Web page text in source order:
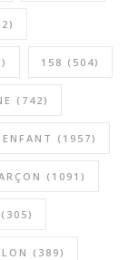
158 (504)
(742)
ENFANT (1957)
(1091)
(305)
(389)